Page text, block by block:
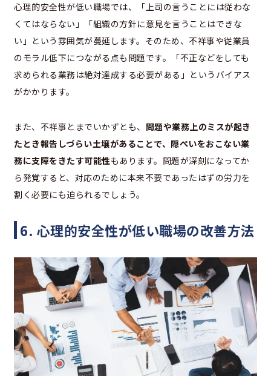
心理的安全性が低い職場では、「上司の言うことには従わな
くてはならない」「組織の方針に意見を言うことはできな
い」という雰囲気が蔓延します。そのため、不祥事や従業員
のモラル低下につながる点も問題です。「不正などをしても
求められる業務は絶対達成する必要がある」というバイアス
がかかります。
また、不祥事とまでいかずとも、 問題や業務上のミスが起き
たとき報告しづらい土壌があることで、隠ぺいをおこない業
務に支障をきたす可能性もあります。問題が深刻になってか
ら発覚すると、対応のために本来不要であったはずの労力を
割く必要にも迫られるでしょう。
6. 心理的安全性が低い職場の改善方法